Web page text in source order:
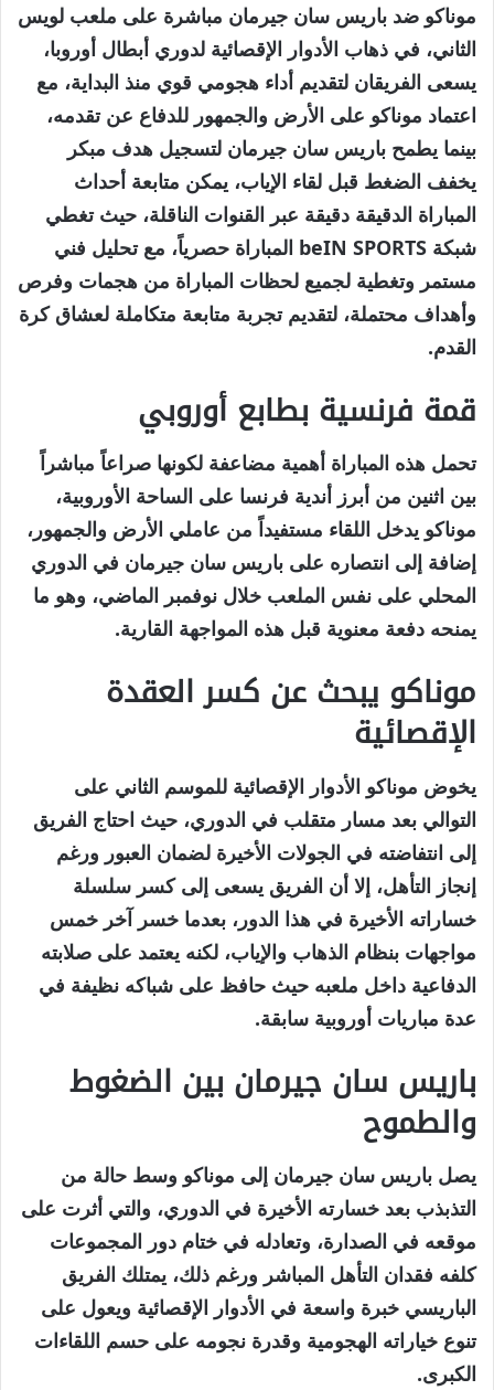
موناكو ضد باريس سان جيرمان مباشرة على ملعب لويس
الثاني، في ذهاب الأدوار الإقصائية لدوري أبطال أوروبا،
يسعى الفريقان لتقديم أداء هجومي قوي منذ البداية، مع
اعتماد موناكو على الأرض والجمهور للدفاع عن تقدمه،
بينما يطمح باريس سان جيرمان لتسجيل هدف مبكر
يخفف الضغط قبل لقاء الإياب، يمكن متابعة أحداث
المباراة الدقيقة دقيقة عبر القنوات الناقلة، حيث تغطي
شبكة beIN SPORTS المباراة حصرياً، مع تحليل فني
مستمر وتغطية لجميع لحظات المباراة من هجمات وفرص
وأهداف محتملة، لتقديم تجربة متابعة متكاملة لعشاق كرة
القدم.
قمة فرنسية بطابع أوروبي
تحمل هذه المباراة أهمية مضاعفة لكونها صراعاً مباشراً
بين اثنين من أبرز أندية فرنسا على الساحة الأوروبية،
موناكو يدخل اللقاء مستفيداً من عاملي الأرض والجمهور،
إضافة إلى انتصاره على باريس سان جيرمان في الدوري
المحلي على نفس الملعب خلال نوفمبر الماضي، وهو ما
يمنحه دفعة معنوية قبل هذه المواجهة القارية.
موناكو يبحث عن كسر العقدة
الإقصائية
يخوض موناكو الأدوار الإقصائية للموسم الثاني على
التوالي بعد مسار متقلب في الدوري، حيث احتاج الفريق
إلى انتفاضته في الجولات الأخيرة لضمان العبور ورغم
إنجاز التأهل، إلا أن الفريق يسعى إلى كسر سلسلة
خساراته الأخيرة في هذا الدور، بعدما خسر آخر خمس
مواجهات بنظام الذهاب والإياب، لكنه يعتمد على صلابته
الدفاعية داخل ملعبه حيث حافظ على شباكه نظيفة في
عدة مباريات أوروبية سابقة.
باريس سان جيرمان بين الضغوط
والطموح
يصل باريس سان جيرمان إلى موناكو وسط حالة من
التذبذب بعد خسارته الأخيرة في الدوري، والتي أثرت على
موقعه في الصدارة، وتعادله في ختام دور المجموعات
كلفه فقدان التأهل المباشر ورغم ذلك، يمتلك الفريق
الباريسي خبرة واسعة في الأدوار الإقصائية ويعول على
تنوع خياراته الهجومية وقدرة نجومه على حسم اللقاءات
الكبرى.